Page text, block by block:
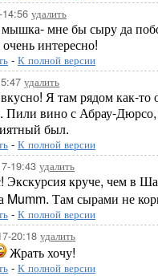
удалить
мышка- мне бы сыру да
интересно!
- К полной версии
удалить
Я там рядом как-то
вино с Абрау-Дюрсо,
был.
- К полной версии
19:43 удалить
Экскурсия круче, чем в
Mumm. Там сырами не
- К полной версии
20:18 удалить
Жрать хочу!
- К полной версии